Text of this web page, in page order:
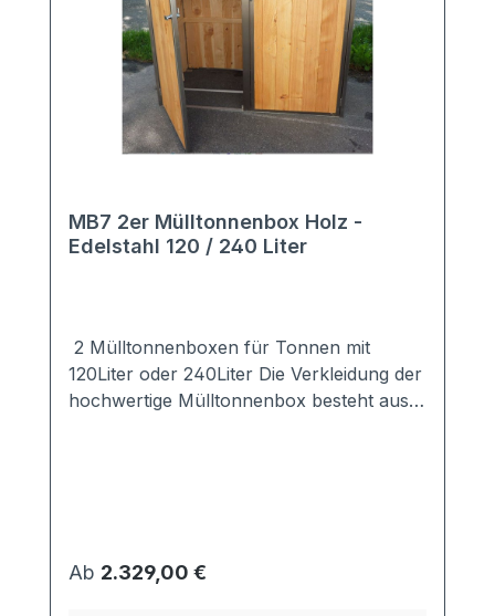
MB7 2er Mülltonnenbox Holz -
Edelstahl 120 / 240 Liter
2 Mülltonnenboxen für Tonnen mit
120Liter oder 240Liter Die Verkleidung der
hochwertige Mülltonnenbox besteht aus
einen echten Hingucker.Stellen Sie sich
Ihre Mülltonnenbox nach Ihrem Bedarf
Regulärer Preis:
Ab 2.329,00 €